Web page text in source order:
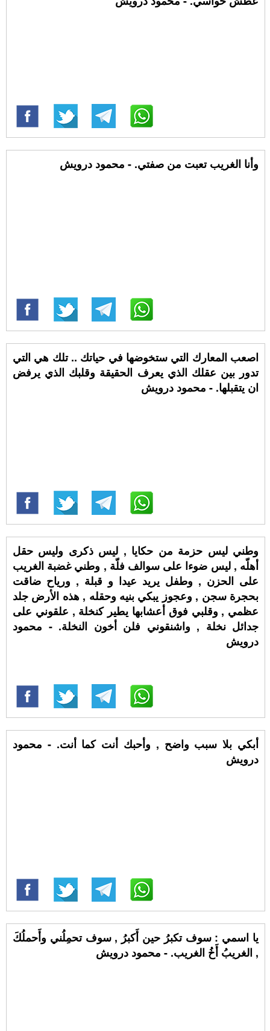
وأنا الغريب تعبت من صفتي. - محمود درويش
اصعب المعارك التي ستخوضها في حياتك .. تلك هي التي
تدور بين عقلك الذي يعرف الحقيقة وقلبك الذي يرفض
ان يتقبلها. - محمود درويش
وطني ليس حزمة من حكايا , ليس ذكرى وليس حقل
أهلّه , ليس ضوءا على سوالف فلّة , وطني غضبة الغريب
على الحزن , وطفل يريد عيدا و قبلة , ورياح ضاقت
بحجرة سجن , وعجوز يبكي بنيه وحقله , هذه الأرض جلد
عظمي , وقلبي فوق أعشابها يطير كنخلة , علقوني على
جدائل نخلة , واشنقوني فلن أخون النخلة. - محمود
درويش
أبكي بلا سبب واضح , وأحبك أنت كما أنت. - محمود
درويش
يا اسمي : سوف تكبرُ حين أَكبرُ , سوف تحمِلُني وأَحملُكَ
, الغريبُ أَخُ الغريب. - محمود درويش